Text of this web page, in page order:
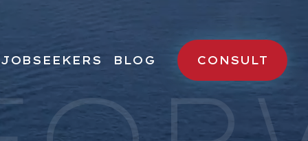
へ
JOBSEEKERS
求職者様へ
求人検索
BLOG CONSULT